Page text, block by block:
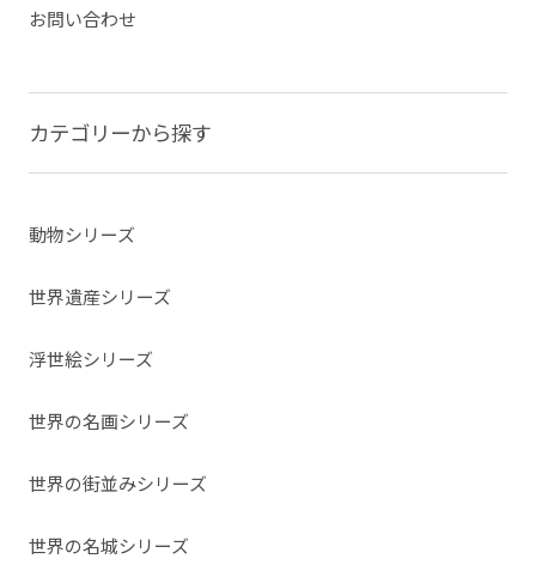
お問い合わせ
カテゴリーから探す
動物シリーズ
世界遺産シリーズ
浮世絵シリーズ
世界の名画シリーズ
世界の街並みシリーズ
世界の名城シリーズ